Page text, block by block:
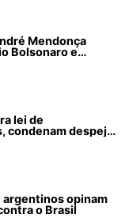
Mendonça
Bolsonaro e
lei de
condenam despejos
argentinos opinam
o Brasil